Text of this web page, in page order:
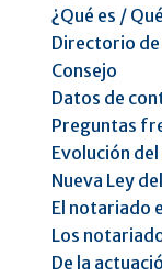
¿Qué es /
Directorio
Consejo
Datos de
Preguntas
Evolución
Nueva Ley
El notariado
Los
De la